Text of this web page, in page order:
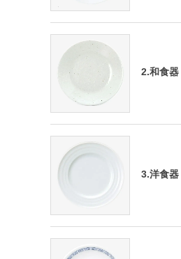
2.和食器
3.洋食器